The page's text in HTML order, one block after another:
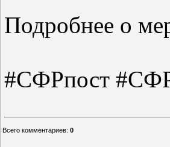
Подробнее о
#СФРпост
Всего комментариев: 0